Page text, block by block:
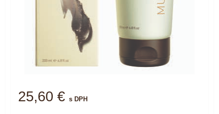
25,60 € s DPH